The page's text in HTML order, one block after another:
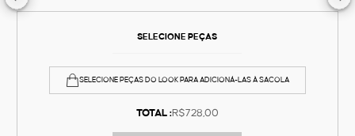
SELECIONE PEÇAS
SELECIONE PEÇAS DO LOOK PARA ADICIONÁ-LAS À SACOLA
TOTAL :R$728,00